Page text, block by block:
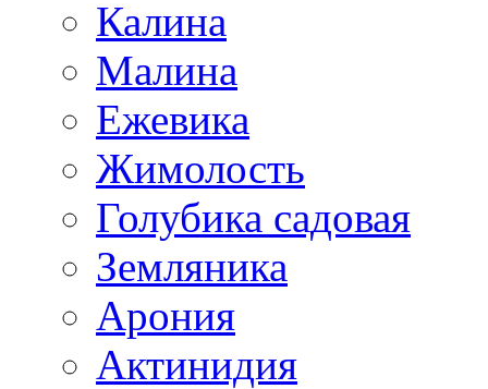
Калина
Малина
Ежевика
Жимолость
Голубика садовая
Земляника
Арония
Актинидия